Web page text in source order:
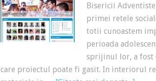
Bisericii
primei retele
totii cunoastem
perioada
sprijinul lor, a fost
care proiectul poate fi gasit. In interiorul